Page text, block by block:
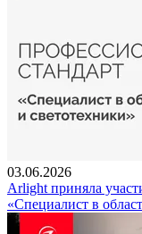
03.06.2026
Arlight приняла
«Специалист в